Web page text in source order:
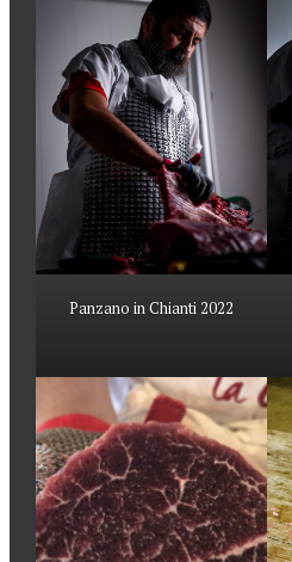
Panzano in Chianti 2022